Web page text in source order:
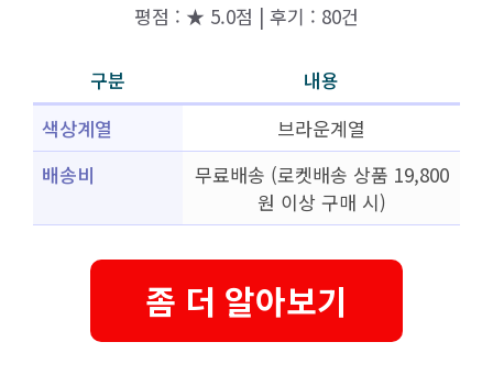
평점 : ★ 5.0점 | 후기 : 80건
구분
내용
색상계열
브라운계열
배송비
무료배송 (로켓배송 상품 19,800
원 이상 구매 시)
좀 더 알아보기